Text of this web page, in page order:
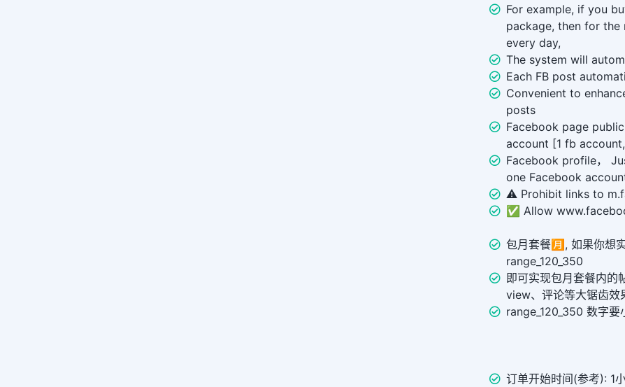
For example, if you
package, then for
every day,
The system will
Each FB post
Convenient to
posts
Facebook page
account [1 fb
Facebook profile，
one Facebook
⚠️ Prohibit links to
✅ Allow
包月套餐🈷️, 如果你想
range_120_350
即可实现包月套餐内的
view、评论等大锯齿效
range_120_350 数字
订单开始时间(参考): 1